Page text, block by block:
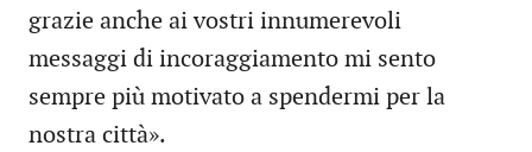
grazie anche ai vostri innumerevoli
messaggi di incoraggiamento mi sento
sempre più motivato a spendermi per la
nostra città».